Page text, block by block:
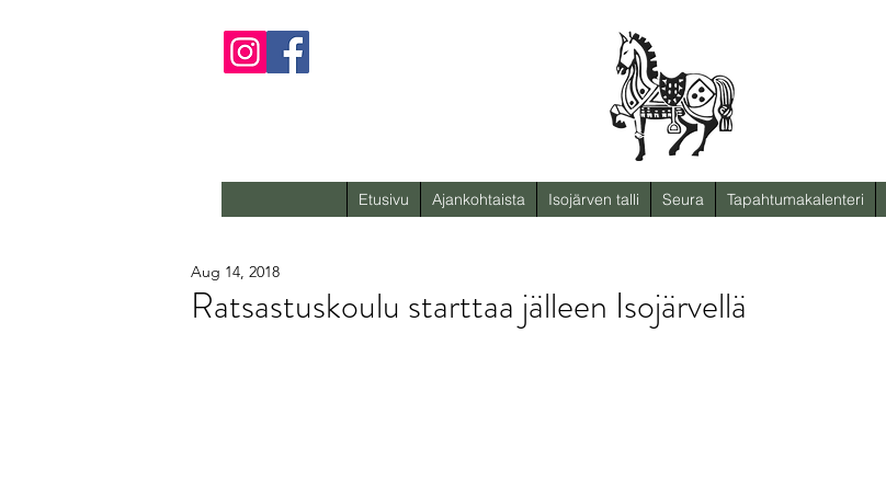
Etusivu Ajankohtaista Isojärven talli Seura Tapahtumakalenteri
Ratsastuskoulu starttaa jälleen Isojärvellä
Aug 14, 2018